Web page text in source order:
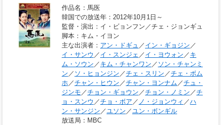
作品名 ：馬医
韓国での放送年 ：2012年10月1日～
監督・演出 ：イ・ビョンフン／チェ・ジョンギュ
脚本 ：キム・イヨン
主な出演者 ： アン・ドギュ ／ イン・ギョジン ／
イ・サンウ ／ イ・スンジェ ／ イ・ヨウォン ／ キ
ム・ソウン ／ キム・チャンワン ／ ソン・チャンミ
ン ／ ソ・ヒョンジン ／チェ・スリン ／チェ・ボム
ホ ／チャン・ヒウン ／チャン・ヨンナム ／チュ・
ジンモ ／チョン・ギョウン ／チョン・ノミン ／チ
ョ・スンウ ／チョ・ボア ／ ノ・ジョンウィ ／ハ
ン・サンジン ／ユソン ／ユン・ボンギル
放送局 ：MBC